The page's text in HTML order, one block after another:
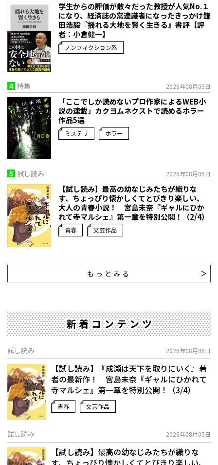
学生からの評価が散々だった教授が人気No.１
になり、経済誌の常連識者になったきっかけ――鎌
田浩毅『揺れる大地を賢く生きる』書評【評
者：小倉健一】
ノンフィクション系
4 特集 2026年08月05日
「ここでしか読めないプロ作家によるWEB小
説の連載」――カクヨムネクストで読めるホラー
作品5選
ミステリ ホラー
5 試し読み 2026年08月05日
【試し読み】最高の幼なじみたちが織りな
す、ちょっぴり懐かしくてとびきり楽しい、
大人の青春小説！ 宮島未奈『ギャルにひか
れて寺マルシェ』第一章を特別公開！（2/4）
青春 文芸作品
もっとみる
新着コンテンツ
試し読み 2026年08月06日
【試し読み】『成瀬は天下を取りにいく』著
者の最新作！ 宮島未奈『ギャルにひかれて
寺マルシェ』第一章を特別公開！（3/4）
青春 文芸作品
試し読み 2026年08月05日
【試し読み】最高の幼なじみたちが織りな
す、ちょっぴり懐かしくてとびきり楽しい、